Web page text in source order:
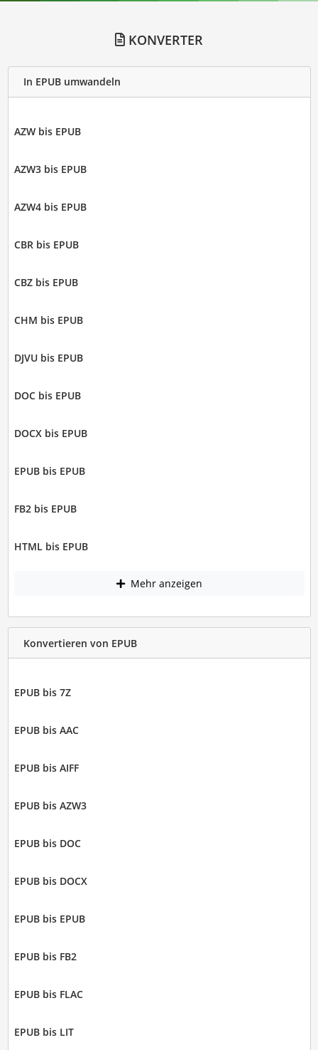
KONVERTER
In EPUB umwandeln
AZW bis EPUB
AZW3 bis EPUB
AZW4 bis EPUB
CBR bis EPUB
CBZ bis EPUB
CHM bis EPUB
DJVU bis EPUB
DOC bis EPUB
DOCX bis EPUB
EPUB bis EPUB
FB2 bis EPUB
HTML bis EPUB
Mehr anzeigen
Konvertieren von EPUB
EPUB bis 7Z
EPUB bis AAC
EPUB bis AIFF
EPUB bis AZW3
EPUB bis DOC
EPUB bis DOCX
EPUB bis EPUB
EPUB bis FB2
EPUB bis FLAC
EPUB bis LIT